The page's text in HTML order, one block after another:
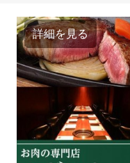
詳細を見る